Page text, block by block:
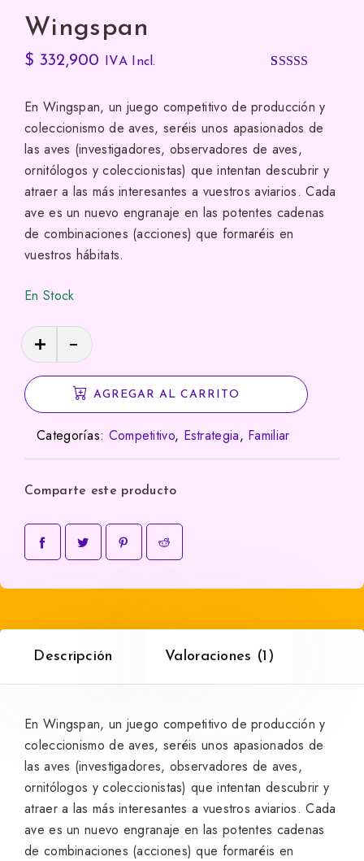
Wingspan
con
4.00
de 5 en
valoración
$ 332,900 IVA Incl.
En Wingspan, un juego competitivo de producción y
coleccionismo de aves, seréis unos apasionados de
las aves (investigadores, observadores de aves,
ornitólogos y coleccionistas) que intentan descubrir y
atraer a las más interesantes a vuestros aviarios. Cada
ave es un nuevo engranaje en las potentes cadenas
de combinaciones (acciones) que formaréis en
vuestros hábitats.
En Stock
AGREGAR AL CARRITO
Categorías: Competitivo, Estrategia, Familiar
Comparte este producto
Descripción Valoraciones (1)
En Wingspan, un juego competitivo de producción y
coleccionismo de aves, seréis unos apasionados de
las aves (investigadores, observadores de aves,
ornitólogos y coleccionistas) que intentan descubrir y
atraer a las más interesantes a vuestros aviarios. Cada
ave es un nuevo engranaje en las potentes cadenas
de combinaciones (acciones) que formaréis en